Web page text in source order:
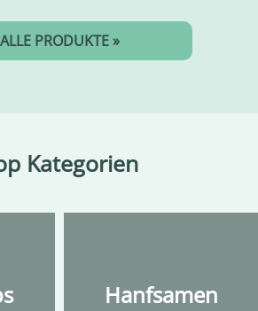
ALLE PRODUKTE »
Kategorien
Hanfsamen